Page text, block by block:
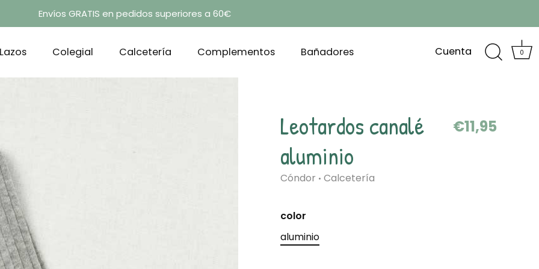
Envíos GRATIS en pedidos superiores a 60€
Lazos Colegial Calcetería Complementos Bañadores Cuenta 0
Cóndor • Calcetería
€11,95
Leotardos canalé
aluminio
color
aluminio